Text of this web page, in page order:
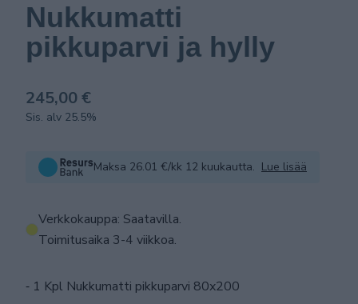
Nukkumatti
pikkuparvi ja hylly
245,00 €
Sis. alv 25.5%
Maksa 26.01 €/kk 12 kuukautta. Lue lisää
Verkkokauppa: Saatavilla.
Toimitusaika 3-4 viikkoa.
⁃ 1 Kpl Nukkumatti pikkuparvi 80x200